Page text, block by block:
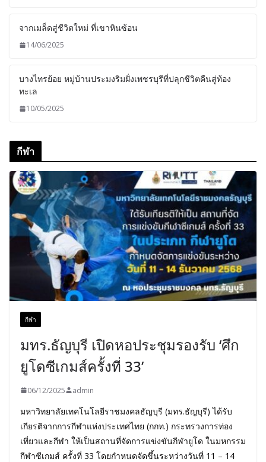
จากเมล็ดสู่ชีวิตใหม่ ที่เขาหินซ้อน
14/06/2025
บางไทรย้อย หมู่บ้านประมงริมฝั่งเพชรบุรีที่ปลุกชีวิตคืนสู่ท้อง
ทะเล
10/05/2025
กีฬา
กีฬา
มทร.ธัญบุรี เปิดหอประชุมรองรับ ‘ศึก
ยูโดซีเกมส์ครั้งที่ 33’
06/12/2025 admin
มหาวิทยาลัยเทคโนโลยีราชมงคลธัญบุรี (มทร.ธัญบุรี) ได้รับ
เกียรติจากการกีฬาแห่งประเทศไทย (กกท.) กระทรวงการท่อง
เที่ยวและกีฬา ให้เป็นสถานที่จัดการแข่งขันกีฬายูโด ในมหกรรม
กีฬาซีเกมส์ ครั้งที่ 33 โดยกำหนดจัดขึ้นระหว่างวันที่ 11 – 14